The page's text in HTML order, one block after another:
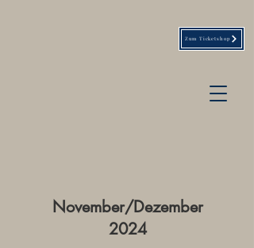
Zum Ticketshop
November/Dezember
2024